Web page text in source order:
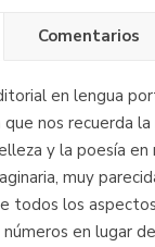
Comentarios
en lengua
nos recuerda
y la poesía en
muy
todos los
en lugar